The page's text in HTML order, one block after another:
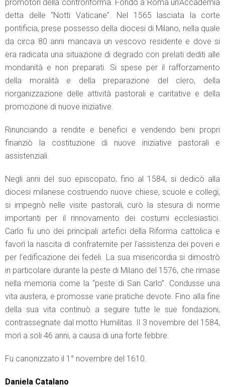
promotori della controriforma. Fondò a Roma un’Accademia
detta delle “Notti Vaticane”. Nel 1565 lasciata la corte
pontificia, prese possesso della diocesi di Milano, nella quale
da circa 80 anni mancava un vescovo residente e dove si
era radicata una situazione di degrado con prelati dediti alle
mondanità e non preparati. Si spese per il rafforzamento
della moralità e della preparazione del clero, della
riorganizzazione delle attività pastorali e caritative e della
promozione di nuove iniziative.
Rinunciando a rendite e benefici e vendendo beni propri
finanziò la costituzione di nuove iniziative pastorali e
assistenziali.
Negli anni del suo episcopato, fino al 1584, si dedicò alla
diocesi milanese costruendo nuove chiese, scuole e collegi,
si impegnò nelle visite pastorali, curò la stesura di norme
importanti per il rinnovamento dei costumi ecclesiastici.
Carlo fu uno dei principali artefici della Riforma cattolica e
favorì la nascita di confraternite per l’assistenza dei poveri e
per l’edificazione dei fedeli. La sua misericordia si dimostrò
in particolare durante la peste di Milano del 1576, che rimase
nella memoria come la “peste di San Carlo”. Condusse una
vita austera, e promosse varie pratiche devote. Fino alla fine
della sua vita continuò a seguire tutte le sue fondazioni,
contrassegnate dal motto Humilitas. Il 3 novembre del 1584,
morì a soli 46 anni, a causa di una forte febbre.
Fu canonizzato il 1° novembre del 1610.
Daniela Catalano